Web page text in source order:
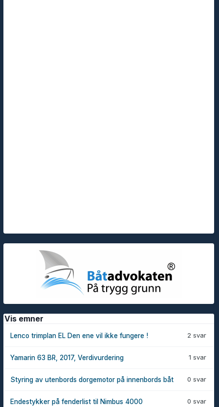
Vis emner
2 svar
Lenco trimplan EL Den ene vil ikke fungere !
1 svar
Yamarin 63 BR, 2017, Verdivurdering
0 svar
Styring av utenbords dorgemotor på innenbords båt
0 svar
Endestykker på fenderlist til Nimbus 4000